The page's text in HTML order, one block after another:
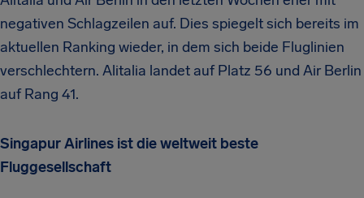
negativen Schlagzeilen auf. Dies spiegelt sich bereits im
aktuellen Ranking wieder, in dem sich beide Fluglinien
verschlechtern. Alitalia landet auf Platz 56 und Air Berlin
auf Rang 41.
Singapur Airlines ist die weltweit beste
Fluggesellschaft